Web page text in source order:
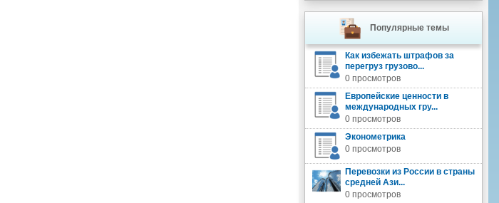
Популярные темы
Как избежать штрафов за
перегруз грузово...
0 просмотров
Европейские ценности в
международных гру...
0 просмотров
Эконометрика
0 просмотров
Перевозки из России в страны
средней Ази...
0 просмотров